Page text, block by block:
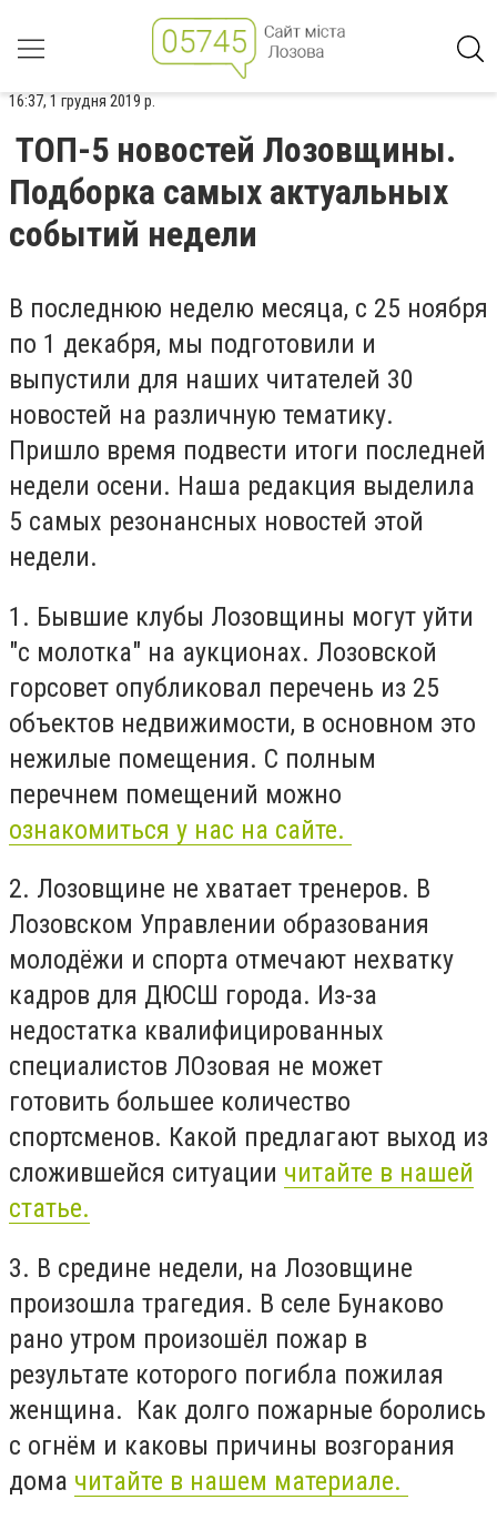
16:37, 1 грудня 2019 р.
ТОП-5 новостей Лозовщины.
Подборка самых актуальных
событий недели
В последнюю неделю месяца, с 25 ноября
по 1 декабря, мы подготовили и
выпустили для наших читателей 30
новостей на различную тематику.
Пришло время подвести итоги последней
недели осени. Наша редакция выделила
5 самых резонансных новостей этой
недели.
1. Бывшие клубы Лозовщины могут уйти
"с молотка" на аукционах. Лозовской
горсовет опубликовал перечень из 25
объектов недвижимости, в основном это
нежилые помещения. С полным
перечнем помещений можно
ознакомиться у нас на сайте.
2. Лозовщине не хватает тренеров. В
Лозовском Управлении образования
молодёжи и спорта отмечают нехватку
кадров для ДЮСШ города. Из-за
недостатка квалифицированных
специалистов ЛОзовая не может
готовить большее количество
спортсменов. Какой предлагают выход из
сложившейся ситуации читайте в нашей
статье.
3. В средине недели, на Лозовщине
произошла трагедия. В селе Бунаково
рано утром произошёл пожар в
результате которого погибла пожилая
женщина. Как долго пожарные боролись
с огнём и каковы причины возгорания
дома читайте в нашем материале.